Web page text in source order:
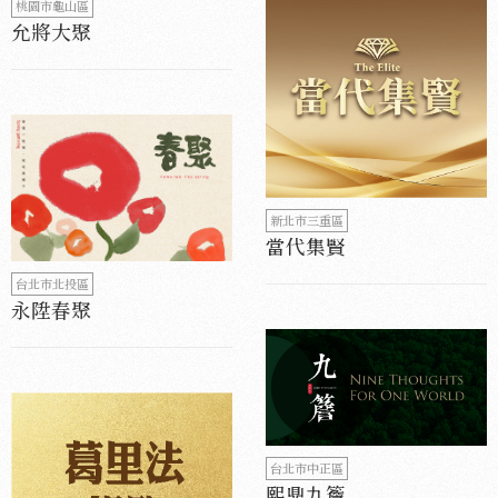
桃園市龜山區
允將大聚
台北市北投區
永陞春聚
新北市三重區
當代集賢
台北市中正區